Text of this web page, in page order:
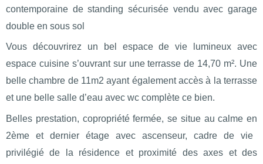
contemporaine de standing sécurisée vendu avec garage
double en sous sol
Vous découvrirez un bel espace de vie lumineux avec
espace cuisines’ouvrant sur une terrasse de 14,70 m². Une
belle chambre de 11m2 ayant également accès à la terrasse
et une belle salle d’eau avec wc complète ce bien.
Belles prestation, copropriété fermée, se situe aucalme en
2ème et dernier étage avec ascenseur, cadre de vie
privilégié de la résidence et proximité des axes et des